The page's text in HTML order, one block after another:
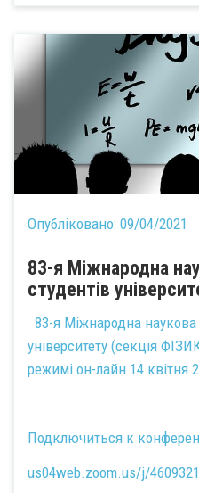
Опубліковано: 09/04/2021
83-я Міжнародна
студентів
83-я Міжнародна наукова
університету (секція
режимі он-лайн 14 квітня
Подключиться к
us04web.zoom.us/j/